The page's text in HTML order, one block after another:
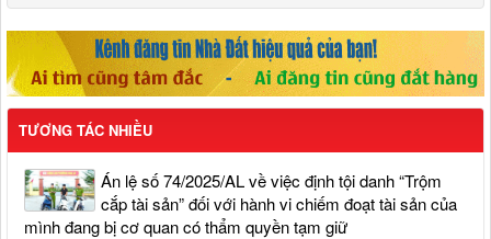
TƯƠNG TÁC NHIỀU
Án lệ số 74/2025/AL về việc định tội danh “Trộm
cắp tài sản” đối với hành vi chiếm đoạt tài sản của
mình đang bị cơ quan có thẩm quyền tạm giữ